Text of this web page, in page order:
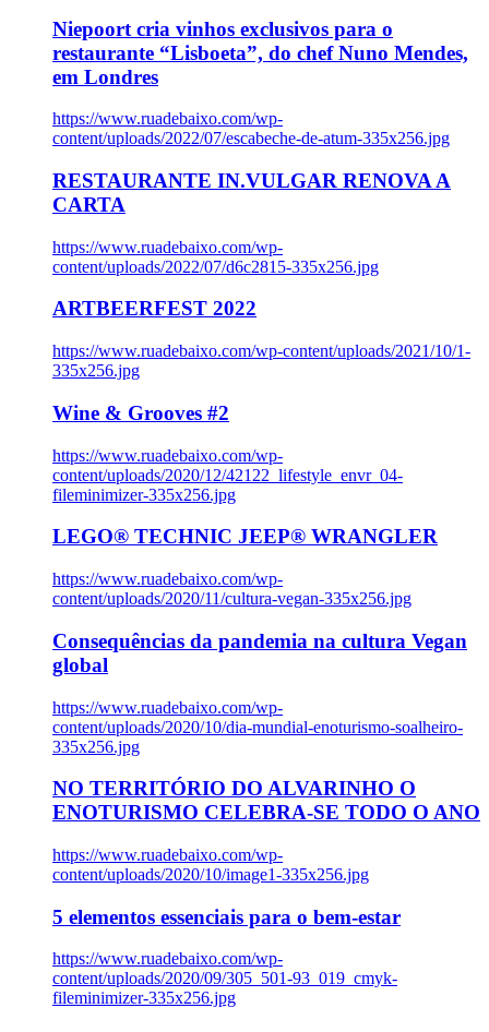
Niepoort cria vinhos exclusivos para o
restaurante “Lisboeta”, do chef Nuno Mendes,
em Londres
https://www.ruadebaixo.com/wp-
content/uploads/2022/07/escabeche-de-atum-335x256.jpg
RESTAURANTE IN.VULGAR RENOVA A
CARTA
https://www.ruadebaixo.com/wp-
content/uploads/2022/07/d6c2815-335x256.jpg
ARTBEERFEST 2022
https://www.ruadebaixo.com/wp-content/uploads/2021/10/1-
335x256.jpg
Wine & Grooves #2
https://www.ruadebaixo.com/wp-
content/uploads/2020/12/42122_lifestyle_envr_04-
fileminimizer-335x256.jpg
LEGO® TECHNIC JEEP® WRANGLER
https://www.ruadebaixo.com/wp-
content/uploads/2020/11/cultura-vegan-335x256.jpg
Consequências da pandemia na cultura Vegan
global
https://www.ruadebaixo.com/wp-
content/uploads/2020/10/dia-mundial-enoturismo-soalheiro-
335x256.jpg
NO TERRITÓRIO DO ALVARINHO O
ENOTURISMO CELEBRA-SE TODO O ANO
https://www.ruadebaixo.com/wp-
content/uploads/2020/10/image1-335x256.jpg
5 elementos essenciais para o bem-estar
https://www.ruadebaixo.com/wp-
content/uploads/2020/09/305_501-93_019_cmyk-
fileminimizer-335x256.jpg